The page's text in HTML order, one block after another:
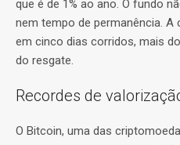
que é de 1% ao ano. O fundo
nem tempo de permanência.
em cinco dias corridos, mais
do resgate.
Recordes de
O Bitcoin, uma das